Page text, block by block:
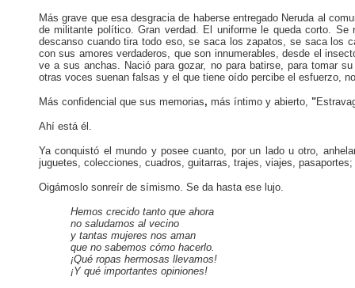
Más grave que esa desgracia de haberse entregado Neruda al
de militante político. Gran verdad. El uniforme le queda corto.
descanso cuando tira todo eso, se saca los zapatos, se saca los
con sus amores verdaderos, que son innumerables, desde el
ve a sus anchas. Nació para gozar, no para batirse, para tomar
otras voces suenan falsas y el que tiene oído percibe el esfuerzo,
Más confidencial que sus memorias, más íntimo y abierto, "
Ahí está él.
Ya conquistó el mundo y posee cuanto, por un lado u otro,
juguetes, colecciones, cuadros, guitarras, trajes, viajes,
Oigámoslo sonreír de símismo. Se da hasta ese lujo.
Hemos crecido tanto que ahora
no saludamos al vecino
y tantas mujeres nos aman
que no sabemos cómo hacerlo.
¡Qué ropas hermosas llevamos!
¡Y qué importantes opiniones!